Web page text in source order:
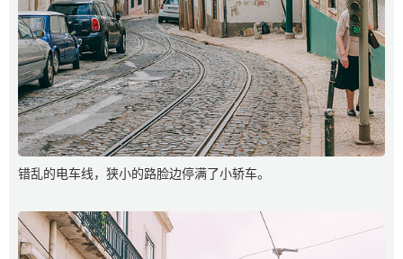
错乱的电车线，狭小的路脸边停满了小轿车。